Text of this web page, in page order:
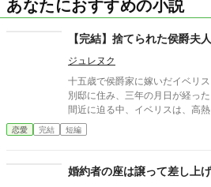
あなたにおすすめの小説
【完結】捨てられた侯爵夫
ジュレヌク
十五歳で侯爵家に嫁いだイベリ
別邸に住み、三年の月日が経っ
間近に迫る中、イベリスは、高
た夫は、妻に仕える侍女アリッ
られた日記を手渡される。 そこ
なり、美しく成長した妻を前に
ぐ。 自分への恋心を忘れてしま
恋愛 完結 短編
婚約者の座は譲って差し上